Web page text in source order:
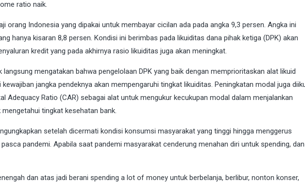
ratio naik.
orang Indonesia yang dipakai untuk membayar cicilan ada pada angka 9,3 persen. Angka ini
hanya kisaran 8,8 persen. Kondisi ini berimbas pada likuiditas dana pihak ketiga (DPK) akan
kredit yang pada akhirnya rasio likuiditas juga akan meningkat.
mengatakan bahwa pengelolaan DPK yang baik dengan memprioritaskan alat likuid
jangka pendeknya akan mempengaruhi tingkat likuiditas. Peningkatan modal juga
Adequacy Ratio (CAR) sebagai alat untuk mengukur kecukupan modal dalam menjalankan
tingkat kesehatan bank.
setelah dicermati kondisi konsumsi masyarakat yang tinggi hingga menggerus
pandemi. Apabila saat pandemi masyarakat cenderung menahan diri untuk spending, dan
dan atas jadi berani spending a lot of money untuk berbelanja, berlibur, nonton konser,